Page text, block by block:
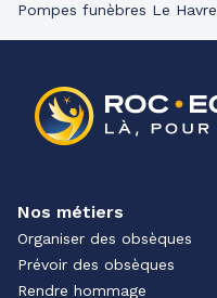
Pompes funèbres Le Havre
Nos métiers
Organiser des obsèques
Prévoir des obsèques
Rendre hommage